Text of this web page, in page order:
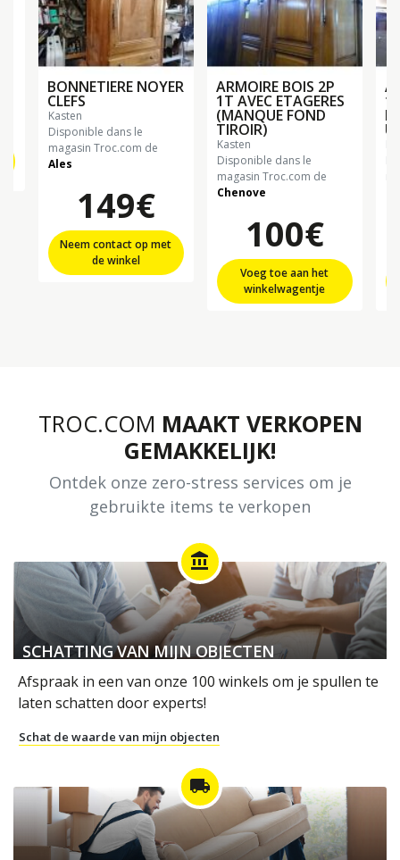
BONNETIERE NOYER
CLEFS
kasten
Disponible dans le
magasin Troc.com de
Ales
149€
Neem contact op met
de winkel
ARMOIRE BOIS 2P
1T AVEC ETAGERES
(MANQUE FOND
TIROIR)
kasten
Disponible dans le
magasin Troc.com de
Chenove
100€
Voeg toe aan het
winkelwagentje
1
TROC.COM MAAKT VERKOPEN
GEMAKKELIJK!
Ontdek onze zero-stress services om je
gebruikte items te verkopen
account_balance
SCHATTING VAN MIJN OBJECTEN
Afspraak in een van onze 100 winkels om je spullen te
laten schatten door experts!
Schat de waarde van mijn objecten
local_shipping